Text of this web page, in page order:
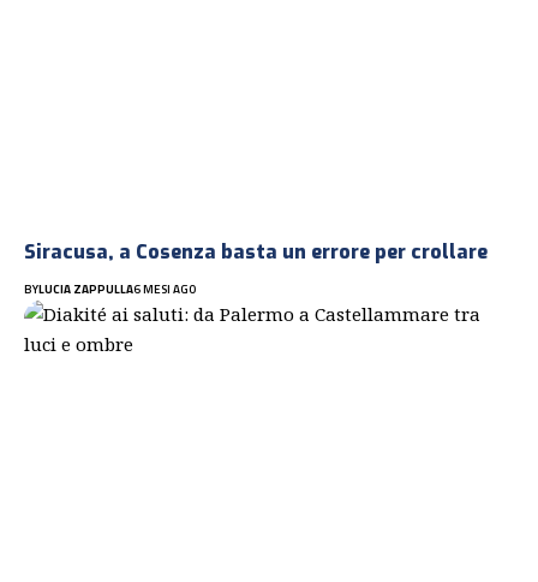
Siracusa, a Cosenza basta un errore per crollare
BYLUCIA ZAPPULLA6 MESI AGO